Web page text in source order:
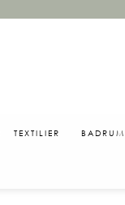
TEXTILIER BADRUM